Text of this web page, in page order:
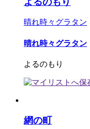
晴れ時々グラタン
晴れ時々グラタン
よるのもり
網の町